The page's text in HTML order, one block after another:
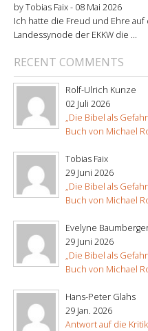
by Tobias Faix - 08 Mai 2026
Ich hatte die Freud und Ehre
Landessynode der EKKW die ...
RECENT COMMENTS
Rolf-Ulrich Kunze
02 Juli 2026
„Die Bibel als
Buch von Michael
Tobias Faix
29 Juni 2026
„Die Bibel als
Buch von Michael
Evelyne
29 Juni 2026
„Die Bibel als
Buch von Michael
Hans-Peter Glahs
29 Jan. 2026
Antwort auf die